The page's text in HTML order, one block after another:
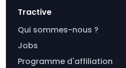
Tractive
Qui sommes-nous ?
Jobs
Programme d'affiliation